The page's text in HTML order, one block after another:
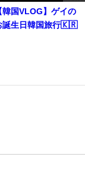
韓国VLOG】ゲイの
誕生日韓国旅行🇰🇷